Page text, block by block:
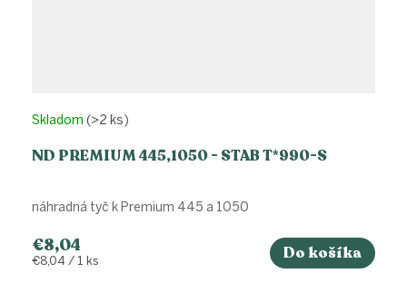
ND PREMIUM 445,1050 - STAB T*990-S
Skladom (>2 ks)
€8,04
Jednotková
€8,04 / 1 ks Do košíka
náhradná tyč k Premium 445 a 1050